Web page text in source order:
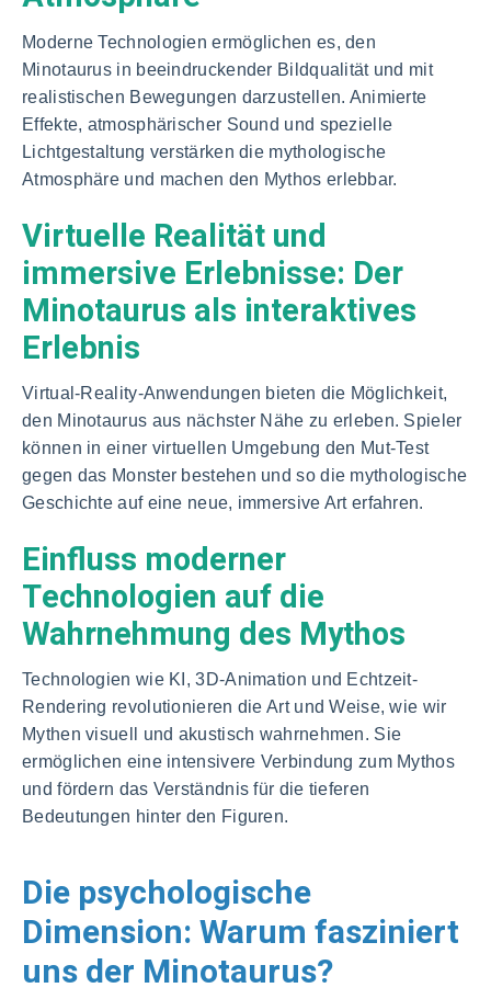
Moderne Technologien ermöglichen es, den
Minotaurus in beeindruckender Bildqualität und mit
realistischen Bewegungen darzustellen. Animierte
Effekte, atmosphärischer Sound und spezielle
Lichtgestaltung verstärken die mythologische
Atmosphäre und machen den Mythos erlebbar.
Virtuelle Realität und
immersive Erlebnisse: Der
Minotaurus als interaktives
Erlebnis
Virtual-Reality-Anwendungen bieten die Möglichkeit,
den Minotaurus aus nächster Nähe zu erleben. Spieler
können in einer virtuellen Umgebung den Mut-Test
gegen das Monster bestehen und so die mythologische
Geschichte auf eine neue, immersive Art erfahren.
Einfluss moderner
Technologien auf die
Wahrnehmung des Mythos
Technologien wie KI, 3D-Animation und Echtzeit-
Rendering revolutionieren die Art und Weise, wie wir
Mythen visuell und akustisch wahrnehmen. Sie
ermöglichen eine intensivere Verbindung zum Mythos
und fördern das Verständnis für die tieferen
Bedeutungen hinter den Figuren.
Die psychologische
Dimension: Warum fasziniert
uns der Minotaurus?